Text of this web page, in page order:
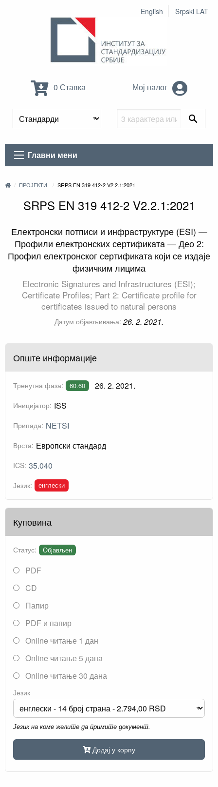
English Srpski LAT
0 Ставка Мој налог
Главни мени
ПРОЈЕКТИ SRPS EN 319 412-2 V2.2.1:2021
SRPS EN 319 412-2 V2.2.1:2021
Електронски потписи и инфраструктуре (ESI) —
Профили електронских сертификата — Део 2:
Профил електронског сертификата који се издаје
физичким лицима
Electronic Signatures and Infrastructures (ESI);
Certificate Profiles; Part 2: Certificate profile for
certificates issued to natural persons
Датум објављивања: 26. 2. 2021.
Опште информације
Тренутна фаза: 60.60 26. 2. 2021.
Иницијатор: ISS
Припада: NETSI
Врста: Европски стандард
ICS: 35.040
Језик: енглески
Куповина
Статус: Објављен
PDF
CD
Папир
PDF и папир
Online читање 1 дан
Online читање 5 дана
Online читање 30 дана
Језик
Језик на коме желите да примите документ.
Додај у корпу